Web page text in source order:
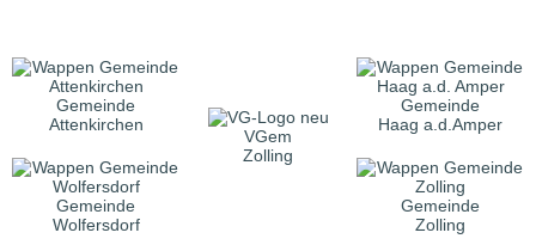
Gemeinde
Attenkirchen
VGem
Zolling
Gemeinde
Haag a.d.Amper
Gemeinde
Wolfersdorf
Gemeinde
Zolling